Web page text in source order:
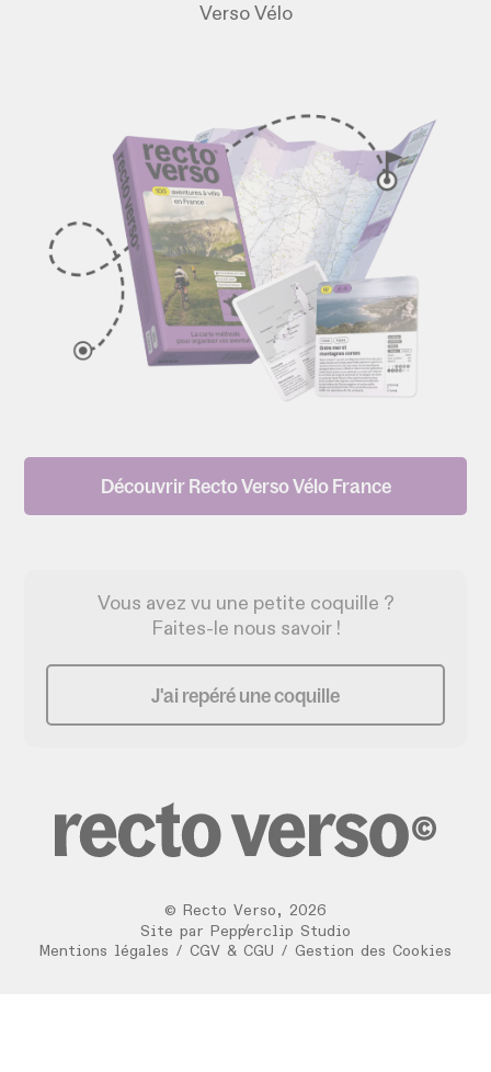
Verso Vélo
Découvrir Recto Verso Vélo France
Vous avez vu une petite coquille ?
Faites-le nous savoir !
J'ai repéré une coquille
© Recto Verso , 2026
/
Site par
Pepperclip Studio
Mentions légales / CGV & CGU / Gestion des Cookies